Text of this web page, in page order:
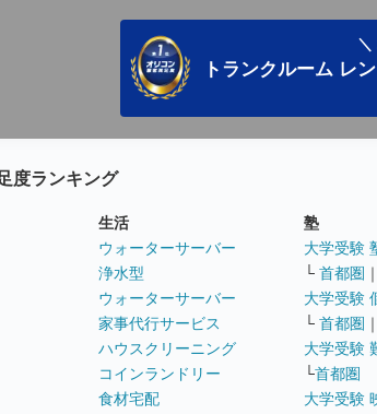
＼
トランクルーム レ
度ランキング
生活
ウォーターサーバー
浄水型
ウォーターサーバー
家事代行サービス
ハウスクリーニング
コインランドリー
食材宅配
塾
大学受験
└ 首都圏 ｜
大学受験
└ 首都圏 ｜
大学受験
└首都圏
大学受験